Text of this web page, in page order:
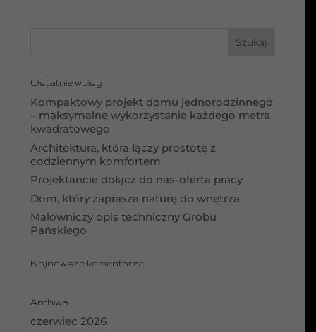
Ostatnie wpisy
Kompaktowy projekt domu jednorodzinnego
– maksymalne wykorzystanie każdego metra
kwadratowego
Architektura, która łączy prostotę z
codziennym komfortem
Projektancie dołącz do nas-oferta pracy
Dom, który zaprasza naturę do wnętrza
Malowniczy opis techniczny Grobu
Pańskiego
Najnowsze komentarze
Archiwa
czerwiec 2026